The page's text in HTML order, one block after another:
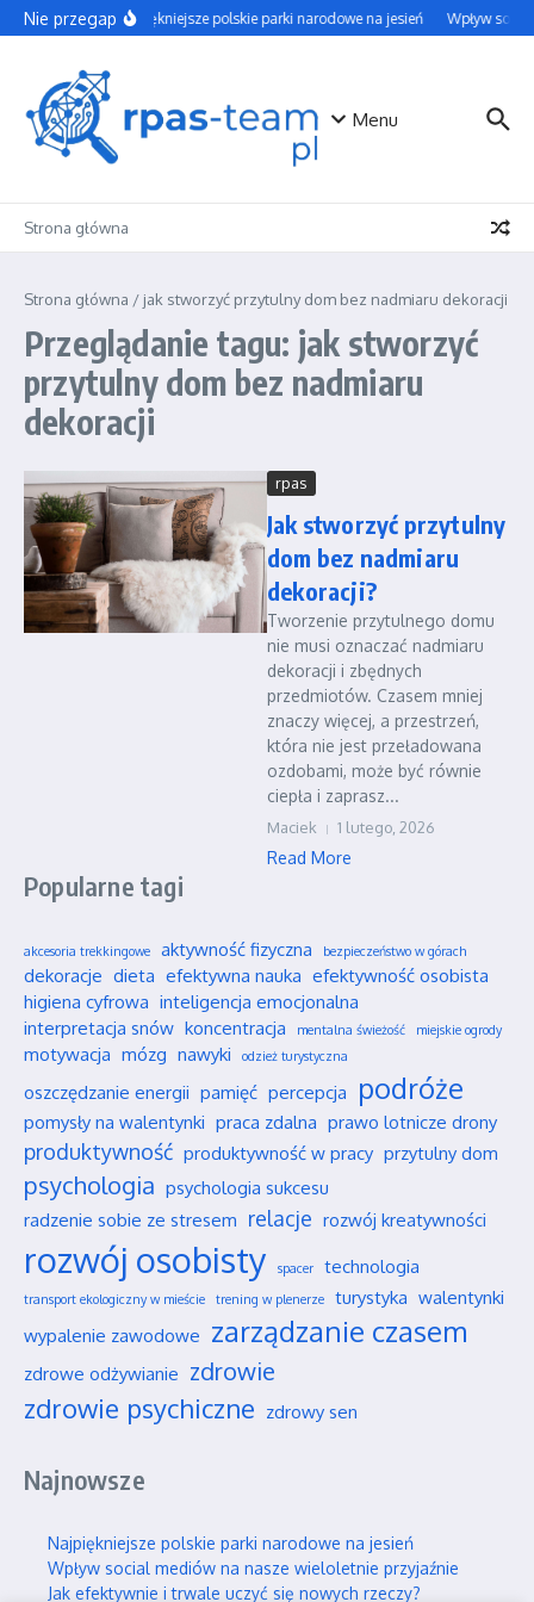
Przejdź do treści
Nie przegapNajpiękniejsze polskie parki narodowe na jesień Wpływ
Menu
Strona główna
Strona główna / jak stworzyć przytulny dom bez nadmiaru dekoracji
Przeglądanie tagu: jak stworzyć
przytulny dom bez nadmiaru
dekoracji
rpas
Jak stworzyć przytulny
dom bez nadmiaru
dekoracji?
Tworzenie przytulnego domu
nie musi oznaczać nadmiaru
dekoracji i zbędnych
przedmiotów. Czasem mniej
znaczy więcej, a przestrzeń,
która nie jest przeładowana
ozdobami, może być równie
ciepła i zaprasz...
Maciek 1 lutego, 2026
Read More
Popularne tagi
akcesoria trekkingowe aktywność fizyczna bezpieczeństwo w górach
dekoracje dieta efektywna nauka efektywność osobista
higiena cyfrowa inteligencja emocjonalna
interpretacja snów koncentracja mentalna świeżość miejskie ogrody
motywacja mózg nawyki odzież turystyczna
oszczędzanie energii pamięć percepcja podróże
pomysły na walentynki praca zdalna prawo lotnicze drony
produktywność produktywność w pracy przytulny dom
psychologia psychologia sukcesu
radzenie sobie ze stresem relacje rozwój kreatywności
rozwój osobisty spacer technologia
transport ekologiczny w mieście trening w plenerze turystyka walentynki
wypalenie zawodowe zarządzanie czasem
zdrowe odżywianie zdrowie
zdrowie psychiczne zdrowy sen
Najnowsze
Najpiękniejsze polskie parki narodowe na jesień
Wpływ social mediów na nasze wieloletnie przyjaźnie
Jak efektywnie i trwale uczyć się nowych rzeczy?